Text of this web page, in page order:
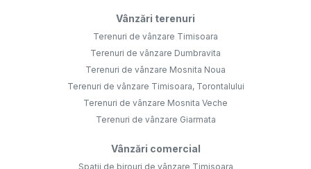
Vânzări terenuri
Terenuri de vânzare Timisoara
Terenuri de vânzare Dumbravita
Terenuri de vânzare Mosnita Noua
Terenuri de vânzare Timisoara, Torontalului
Terenuri de vânzare Mosnita Veche
Terenuri de vânzare Giarmata
Vânzări comercial
Spații de birouri de vânzare Timisoara